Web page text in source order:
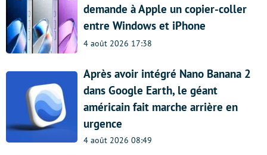
demande à Apple un copier-coller
entre Windows et iPhone
4 août 2026 17:38
Après avoir intégré Nano Banana 2
dans Google Earth, le géant
américain fait marche arrière en
urgence
4 août 2026 08:49